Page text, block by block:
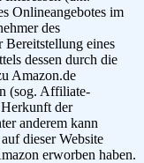
Onlineangebotes im
des
Bereitstellung eines
dessen durch die
Amazon.de
(sog. Affiliate-
der
anderem kann
dieser Website
erworben haben.